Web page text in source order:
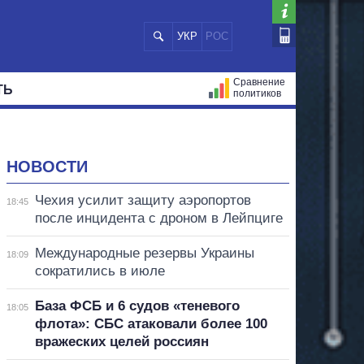
УКР РОС
Сравнение
политиков
НОВОСТИ
18:45
Чехия усилит защиту аэропортов
после инцидента с дроном в Лейпциге
18:09
Международные резервы Украины
сократились в июле
18:05
База ФСБ и 6 судов «теневого
флота»: СБС атаковали более 100
вражеских целей россиян